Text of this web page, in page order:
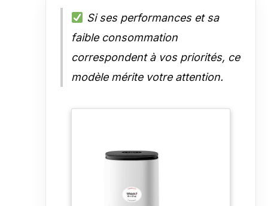
Si ses performances et sa
faible consommation
correspondent à vos priorités, ce
modèle mérite votre attention.